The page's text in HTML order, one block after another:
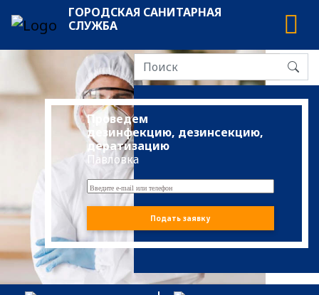
ГОРОДСКАЯ САНИТАРНАЯ
СЛУЖБА
Проведем
дезинфекцию, дезинсекцию,
дератизацию
Павловка
Подать заявку